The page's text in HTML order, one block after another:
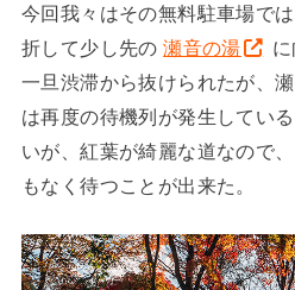
今回我々はその無料駐車場で
折して少し先の瀬音の湯
一旦渋滞から抜けられたが、
は再度の待機列が発生してい
いが、紅葉が綺麗な道なので
もなく待つことが出来た。